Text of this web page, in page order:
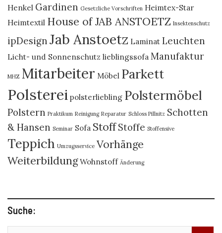
Henkel Gardinen Gesetzliche Vorschriften Heimtex-Star
Heimtextil House of JAB ANSTOETZ Insektenschutz
ipDesign Jab Anstoetz Laminat Leuchten
Licht- und Sonnenschutz lieblingssofa Manufaktur
MHZ Mitarbeiter Möbel Parkett
Polsterei polsterliebling Polstermöbel
Polstern Praktikum Reinigung Reparatur Schloss Pillnitz Schotten
& Hansen Seminar Sofa Stoff Stoffe Stoffensive
Teppich Umzugsservice Vorhänge
Weiterbildung Wohnstoff Änderung
Suche: